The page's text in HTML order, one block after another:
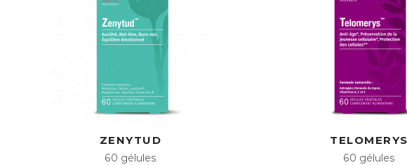
ZENYTUD
60 gélules
TELOMERYS
60 gélules